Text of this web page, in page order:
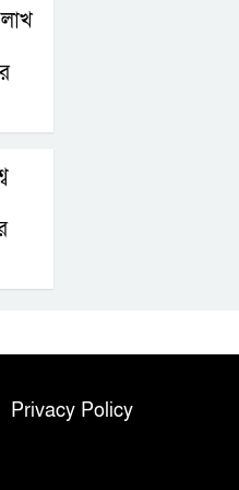
Privacy Policy